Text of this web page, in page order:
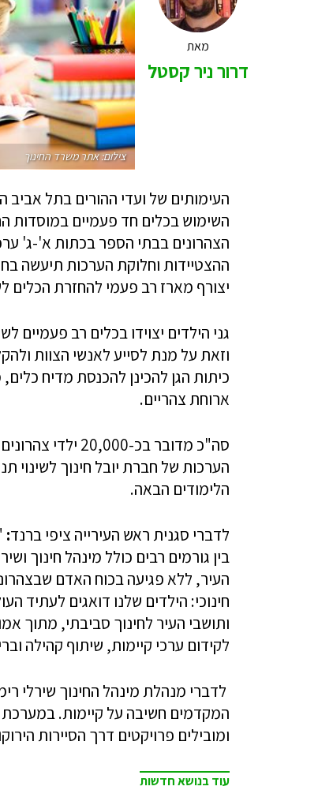
מאת
דרור ניר קסטל
צילום: אתר משרד החינוך
העימותים של ועדי ההורים בתל אביב
השימוש בכלים חד פעמיים במוסדות
הצהרונים בבתי הספר בכתות א'-ג'
יצורף מארז רב פעמי להחזרת הכלים
גני הילדים יצוידו בכלים רב פעמיים
וזאת על מנת לסייע לאנשי הצוות
כיתות הגן להכינן להכנסת מדיח
ארוחת צהריים.
סה"כ מדובר בכ-
הערכות של חברת יובל חינוך לשינוי
הלימודים הבאה.
לדברי סגנית ראש העירייה ציפי ברנד:
בין גורמים רבים כולל מינהל חינוך
העיר, ללא פגיעה בכוח האדם
חינוכי: הילדים שלנו דואגים לעתיד
ותושבי העיר לחינוך סביבתי, מתוך
לקידום ערכי קיימות, שיתוף קהילה
לדברי מנהלת מינהל החינוך שירלי
המקדמים חשיבה על קיימות. במערכת
ומובילים פרויקטים דרך הסיירות
עוד בנושא חדשות